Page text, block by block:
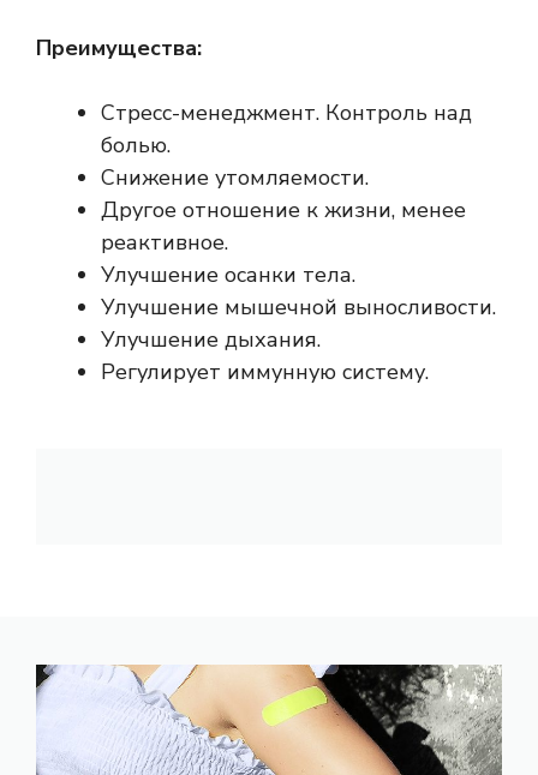
Преимущества:
Стресс-менеджмент. Контроль над
болью.
Снижение утомляемости.
Другое отношение к жизни, менее
реактивное.
Улучшение осанки тела.
Улучшение мышечной выносливости.
Улучшение дыхания.
Регулирует иммунную систему.